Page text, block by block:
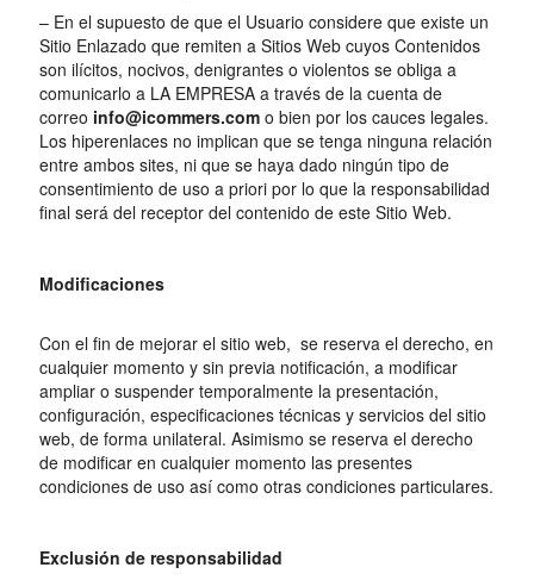
– En el supuesto de que el Usuario considere que existe un
Sitio Enlazado que remiten a Sitios Web cuyos Contenidos
son ilícitos, nocivos, denigrantes o violentos se obliga a
comunicarlo a LA EMPRESA a través de la cuenta de
correo info@icommers.com o bien por los cauces legales.
Los hiperenlaces no implican que se tenga ninguna relación
entre ambos sites, ni que se haya dado ningún tipo de
consentimiento de uso a priori por lo que la responsabilidad
final será del receptor del contenido de este Sitio Web.
Modificaciones
Con el fin de mejorar el sitio web, se reserva el derecho, en
cualquier momento y sin previa notificación, a modificar
ampliar o suspender temporalmente la presentación,
configuración, especificaciones técnicas y servicios del sitio
web, de forma unilateral. Asimismo se reserva el derecho
de modificar en cualquier momento las presentes
condiciones de uso así como otras condiciones particulares.
Exclusión de responsabilidad